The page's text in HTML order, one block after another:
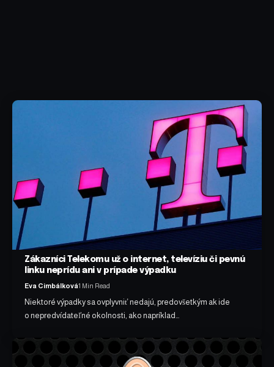
Zákazníci Telekomu už o internet, televíziu či pevnú
linku neprídu ani v prípade výpadku
Eva Cimbálková1 Min Read
Niektoré výpadky sa ovplyvniť nedajú, predovšetkým ak ide
o nepredvídateľné okolnosti, ako napríklad…